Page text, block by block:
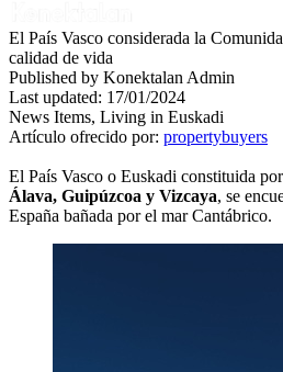
El País Vasco considerada la
calidad de vida
Published by Konektalan Admin
Last updated: 17/01/2024
News Items, Living in Euskadi
Artículo ofrecido por: propertybuyers
El País Vasco o Euskadi constituida por
Álava, Guipúzcoa y Vizcaya, se
España bañada por el mar Cantábrico.